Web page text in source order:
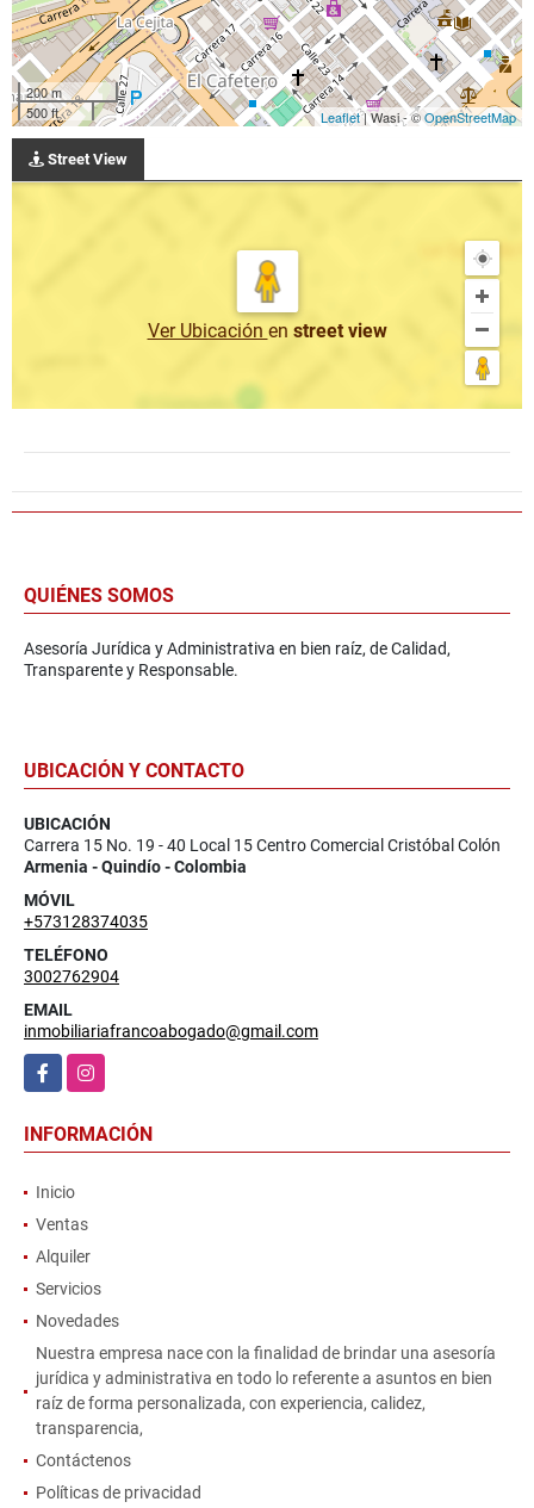
200 m
500 ft
Leaflet| Wasi - ©OpenStreetMap
Street View
Ver Ubicación en street view
QUIÉNES SOMOS
Asesoría Jurídica y Administrativa en bien raíz, de Calidad,
Transparente y Responsable.
UBICACIÓN Y CONTACTO
UBICACIÓN
Carrera 15 No. 19 - 40 Local 15 Centro Comercial Cristóbal Colón
Armenia - Quindío - Colombia
MÓVIL
+573128374035
TELÉFONO
3002762904
EMAIL
inmobiliariafrancoabogado@gmail.com
FacebookInstagram
INFORMACIÓN
Inicio
Ventas
Alquiler
Servicios
Novedades
Nuestra empresa nace con la finalidad de brindar una asesoría
jurídica y administrativa en todo lo referente a asuntos en bien
raíz de forma personalizada, con experiencia, calidez,
transparencia,
Contáctenos
Políticas de privacidad